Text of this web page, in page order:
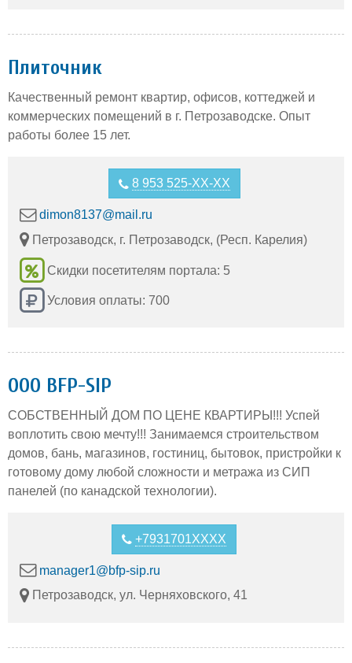
Плиточник
Качественный ремонт квартир, офисов, коттеджей и
коммерческих помещений в г. Петрозаводске. Опыт
работы более 15 лет.
8 953 525-XX-XX
dimon8137@mail.ru
Петрозаводск, г. Петрозаводск, (Респ. Карелия)
Скидки посетителям портала: 5
Условия оплаты: 700
ООО BFP-SIP
СОБСТВЕННЫЙ ДОМ ПО ЦЕНЕ КВАРТИРЫ!!! Успей
воплотить свою мечту!!! Занимаемся строительством
домов, бань, магазинов, гостиниц, бытовок, пристройки к
готовому дому любой сложности и метража из СИП
панелей (по канадской технологии).
+7931701XXXX
manager1@bfp-sip.ru
Петрозаводск, ул. Черняховского, 41